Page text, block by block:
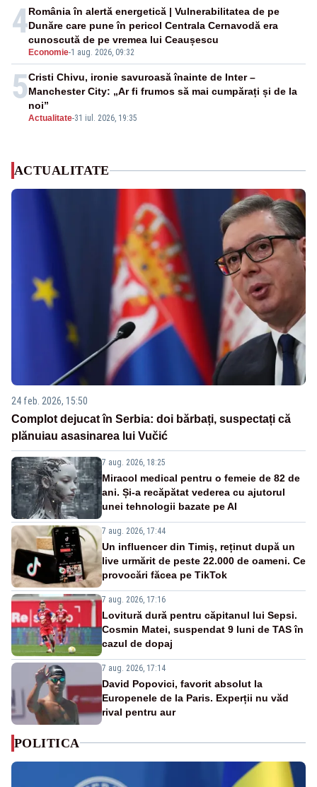
4
Economie-1 aug. 2026, 09:32
România în alertă energetică | Vulnerabilitatea de pe
Dunăre care pune în pericol Centrala Cernavodă era
cunoscută de pe vremea lui Ceaușescu
5
Actualitate-31 iul. 2026, 19:35
Cristi Chivu, ironie savuroasă înainte de Inter –
Manchester City: „Ar fi frumos să mai cumpărați și de la
noi”
ACTUALITATE
24 feb. 2026, 15:50
Complot dejucat în Serbia: doi bărbați, suspectați că
plănuiau asasinarea lui Vučić
7 aug. 2026, 18:25
Miracol medical pentru o femeie de 82 de
ani. Și-a recăpătat vederea cu ajutorul
unei tehnologii bazate pe AI
7 aug. 2026, 17:44
Un influencer din Timiș, reținut după un
live urmărit de peste 22.000 de oameni. Ce
provocări făcea pe TikTok
7 aug. 2026, 17:16
Lovitură dură pentru căpitanul lui Sepsi.
Cosmin Matei, suspendat 9 luni de TAS în
cazul de dopaj
7 aug. 2026, 17:14
David Popovici, favorit absolut la
Europenele de la Paris. Experții nu văd
rival pentru aur
POLITICA